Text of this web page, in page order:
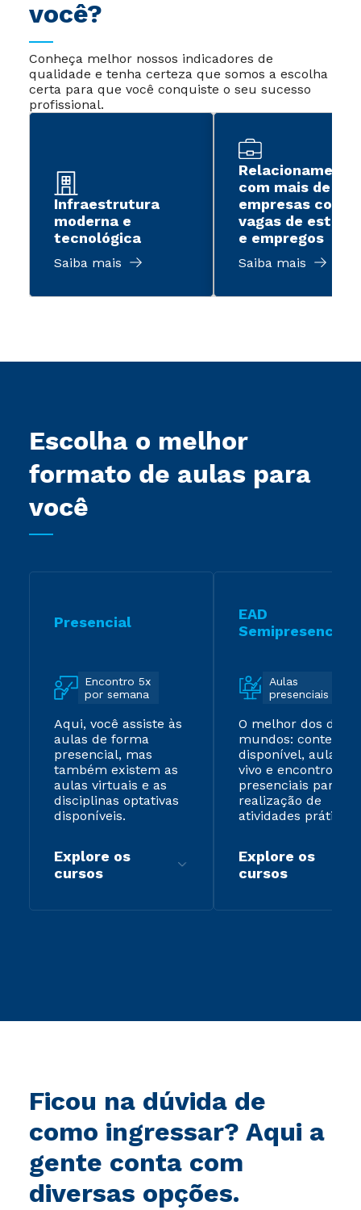
você?
Conheça melhor nossos indicadores de
qualidade e tenha certeza que somos a escolha
certa para que você conquiste o seu sucesso
profissional.
Infraestrutura
moderna e
tecnológica
Saiba mais
Relacionamento
com mais de 2
empresas com
vagas de estágio
e empregos
Saiba mais
Escolha o melhor
formato de aulas para
você
Presencial
Encontro 5x
por semana
Aqui, você assiste às
aulas de forma
presencial, mas
também existem as
aulas virtuais e as
disciplinas optativas
disponíveis.
Explore os
cursos
EAD
Semipresencial
Aulas
presenciais
O melhor dos dois
mundos: conteúdo
disponível, aulas ao
vivo e encontros
presenciais para
realização de
atividades práticas.
Explore os
cursos
Ficou na dúvida de
como ingressar? Aqui a
gente conta com
diversas opções.